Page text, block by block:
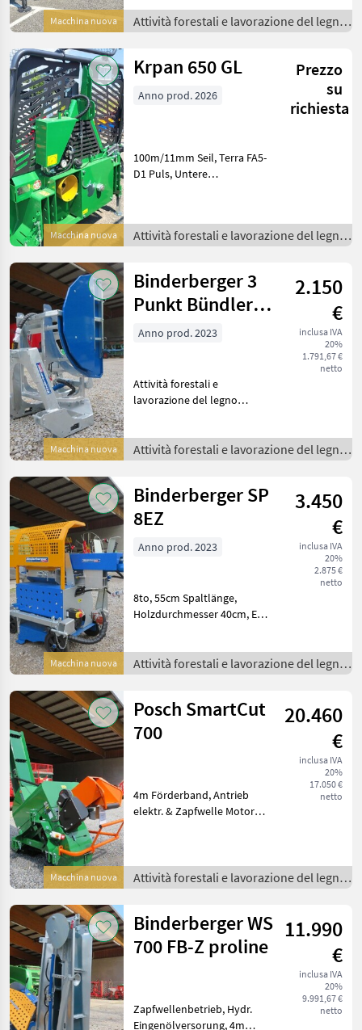
Macchina nuova
Verlängerung der
Ladefläche, LED
Attività forestali e lavorazione del legno
/
Macchina nuova
Krpan 650 GL
Prezzo
su
richiesta
Anno prod. 2026
100m/11mm Seil, Terra FA5-
D1 Puls, Untere
schwenkbar,
Kanisterhalterung Bobina
Bobina ingresso della corde
s
Attività forestali e lavorazione del legno
/
Macchina nuova
Binderberger 3
Punkt Bündler
ECO FIX
2.150
€
inclusa IVA
20%
1.791,67 €
netto
Anno prod. 2023
Attività forestali e
lavorazione del legno
Attività forestali e lavorazione del legno
/
Macchina nuova
Binderberger SP
8EZ
3.450
€
inclusa IVA
20%
2.875 €
netto
Anno prod. 2023
8to, 55cm Spaltlänge,
Holzdurchmesser 40cm, E-
4x Spaltkreuz, mech.
Höhenverstllung,
Lagerabverkauf
Attività forestali e lavorazione del legno
/
Macchina nuova
Posch SmartCut
700
20.460
€
inclusa IVA
20%
17.050 €
netto
4m Förderband, Antrieb
elektr. & Zapfwelle Motore
circolare a nastro
trasportatore Attiv
Attività forestali e lavorazione del legno
/
Binderberger WS
700 FB-Z proline
11.990
€
inclusa IVA
20%
9.991,67 €
netto
Zapfwellenbetrieb, Hydr.
Eingenölversorung, 4m